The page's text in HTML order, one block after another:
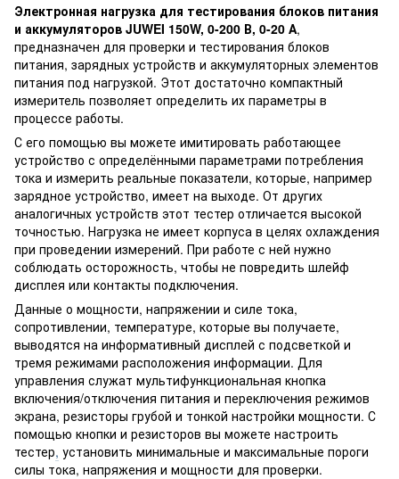
Электронная нагрузка для тестирования блоков питания
и аккумуляторов JUWEI 150W, 0-200 В, 0-20 А,
предназначен для проверки и тестирования блоков
питания, зарядных устройств и аккумуляторных элементов
питания под нагрузкой. Этот достаточно компактный
измеритель позволяет определить их параметры в
процессе работы.
С его помощью вы можете имитировать работающее
устройство с определёнными параметрами потребления
тока и измерить реальные показатели, которые, например
зарядное устройство, имеет на выходе. От других
аналогичных устройств этот тестер отличается высокой
точностью. Нагрузка не имеет корпуса в целях охлаждения
при проведении измерений. При работе с ней нужно
соблюдать осторожность, чтобы не повредить шлейф
дисплея или контакты подключения.
Данные о мощности, напряжении и силе тока,
сопротивлении, температуре, которые вы получаете,
выводятся на информативный дисплей с подсветкой и
тремя режимами расположения информации. Для
управления служат мультифункциональная кнопка
включения/отключения питания и переключения режимов
экрана, резисторы грубой и тонкой настройки мощности. С
помощью кнопки и резисторов вы можете настроить
тестер, установить минимальные и максимальные пороги
силы тока, напряжения и мощности для проверки.